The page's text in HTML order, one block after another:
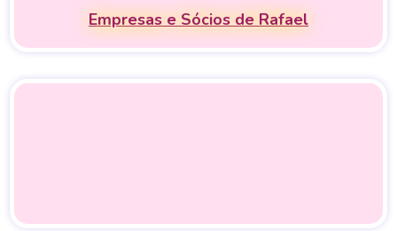
Empresas e Sócios de Rafael